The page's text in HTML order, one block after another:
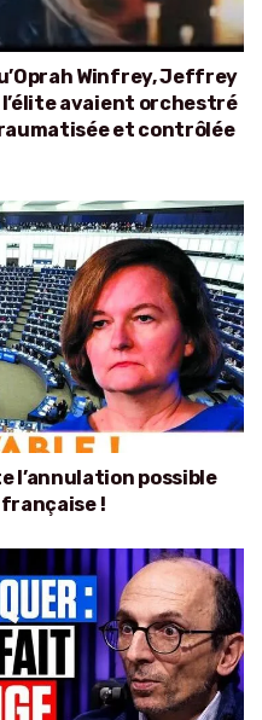
Winfrey, Jeffrey
l’élite avaient orchestré
et contrôlée
l’annulation possible
!